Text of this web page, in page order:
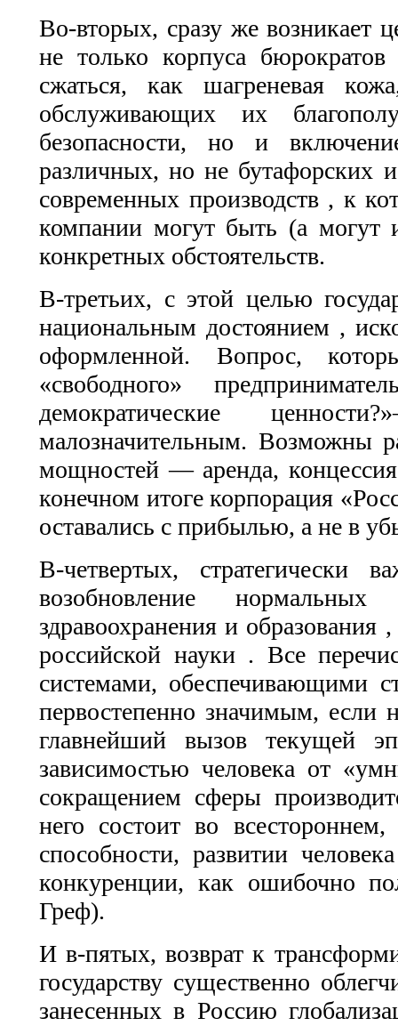
Во-вторых, сразу же возникает
не только корпуса
сжаться, как шагреневая
обслуживающих их
безопасности, но и
различных, но не бутафорских
современных производств , к
компании могут быть (а могут
конкретных обстоятельств.
В-третьих, с этой целью
национальным достоянием ,
оформленной. Вопрос,
«свободного»
демократические
малозначительным. Возможны
мощностей — аренда,
конечном итоге корпорация
оставались с прибылью, а не в
В-четвертых, стратегически
возобновление
здравоохранения и
российской науки . Все
системами, обеспечивающими
первостепенно значимым, если
главнейший вызов текущей
зависимостью человека от
сокращением сферы
него состоит во
способности, развитии
конкуренции, как ошибочно
Греф).
И в-пятых, возврат к
государству существенно
занесенных в Россию